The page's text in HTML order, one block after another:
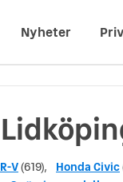
Nyheter
V(619), Honda Civic